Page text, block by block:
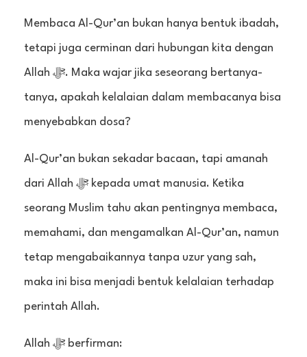
Membaca Al-Qur’an bukan hanya bentuk ibadah,
tetapi juga cerminan dari hubungan kita dengan
Allah ﷻ. Maka wajar jika seseorang bertanya-
tanya, apakah kelalaian dalam membacanya bisa
menyebabkan dosa?
Al-Qur’an bukan sekadar bacaan, tapi amanah
dari Allah ﷻ kepada umat manusia. Ketika
seorang Muslim tahu akan pentingnya membaca,
memahami, dan mengamalkan Al-Qur’an, namun
tetap mengabaikannya tanpa uzur yang sah,
maka ini bisa menjadi bentuk kelalaian terhadap
perintah Allah.
Allah ﷻ berfirman: